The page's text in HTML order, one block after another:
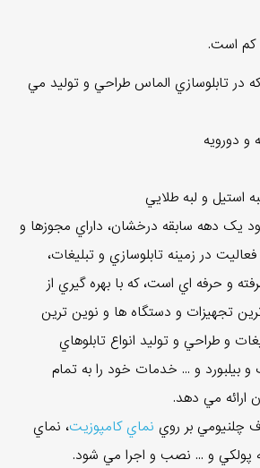
کم است.
که در تابلوسازي الماس طراحي و توليد مي
و دورويه
استيل و لبه طلايي
يک دهه سابقه درخشان، داراي مجوزها و
در زمينه تابلوسازي و تبليغات،
و حرفه اي است، که با بهره گيري از
تجهيزات و دستگاه ها و نوين ترين
و طراحي و توليد انواع تابلوهاي
و بيلبورد و ... خدمات خود را به تمام
ارائه مي دهد.
چلنيومي بر روي نماي کامپوزيت، نماي
پولکي و ... نصب و اجرا مي شود.